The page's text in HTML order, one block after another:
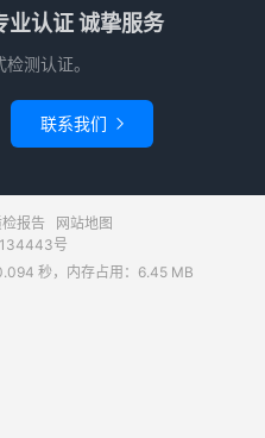
业认证 诚挚服务
测认证。
联系我们 
检报告
网站地图
号
秒，内存占用：6.45 MB